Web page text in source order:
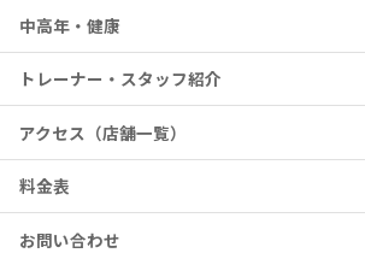
中高年・健康
トレーナー・スタッフ紹介
アクセス（店舗一覧）
料金表
お問い合わせ